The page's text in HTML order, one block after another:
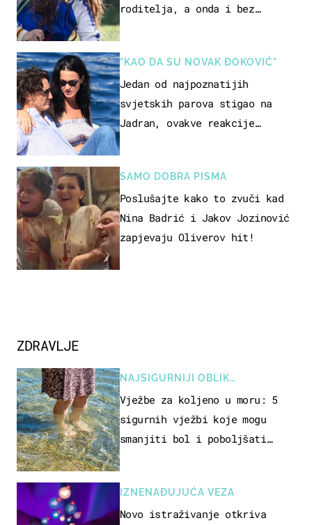
roditelja, a onda i bez
"KAO DA SU NOVAK ĐOKOVIĆ"
Jedan od najpoznatijih
svjetskih parova stigao na
Jadran, ovakve reakcije
SAMO DOBRA PISMA
Poslušajte kako to zvuči kad
Nina Badrić i Jakov Jozinović
zapjevaju Oliverov hit!
ZDRAVLJE
NAJSIGURNIJI OBLIK
REKREACIJE
Vježbe za koljeno u moru: 5
sigurnih vježbi koje mogu
smanjiti bol i poboljšati
IZNENAĐUJUĆA VEZA
Novo istraživanje otkriva